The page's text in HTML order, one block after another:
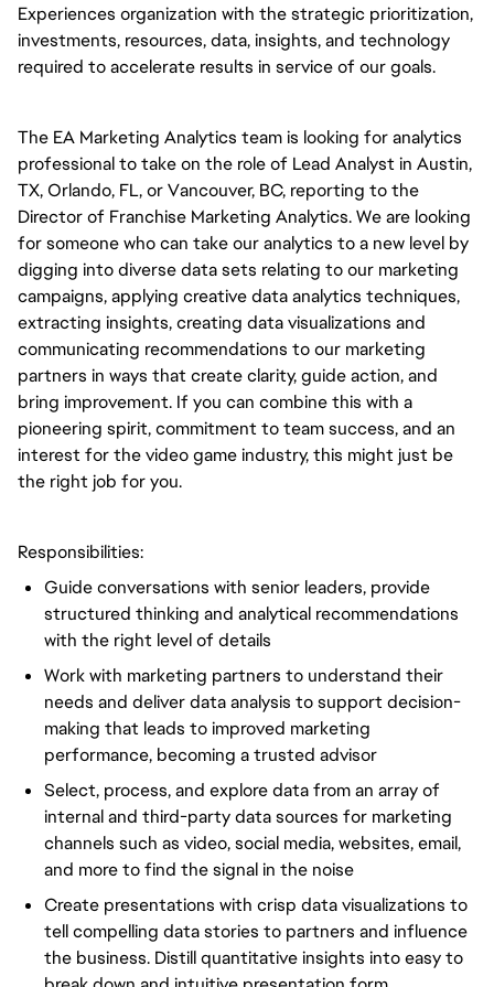
Experiences organization with the strategic prioritization,
investments, resources, data, insights, and technology
required to accelerate results in service of our goals.
The EA Marketing Analytics team is looking for analytics
professional to take on the role of Lead Analyst in Austin,
TX, Orlando, FL, or Vancouver, BC, reporting to the
Director of Franchise Marketing Analytics. We are looking
for someone who can take our analytics to a new level by
digging into diverse data sets relating to our marketing
campaigns, applying creative data analytics techniques,
extracting insights, creating data visualizations and
communicating recommendations to our marketing
partners in ways that create clarity, guide action, and
bring improvement. If you can combine this with a
pioneering spirit, commitment to team success, and an
interest for the video game industry, this might just be
the right job for you.
Responsibilities:
Guide conversations with senior leaders, provide
structured thinking and analytical recommendations
with the right level of details
Work with marketing partners to understand their
needs and deliver data analysis to support decision-
making that leads to improved marketing
performance, becoming a trusted advisor
Select, process, and explore data from an array of
internal and third-party data sources for marketing
channels such as video, social media, websites, email,
and more to find the signal in the noise
Create presentations with crisp data visualizations to
tell compelling data stories to partners and influence
the business. Distill quantitative insights into easy to